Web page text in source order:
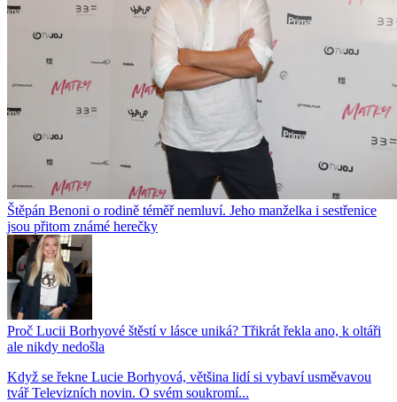
Štěpán Benoni o rodině téměř nemluví. Jeho manželka i sestřenice
jsou přitom známé herečky
Proč Lucii Borhyové štěstí v lásce uniká? Třikrát řekla ano, k oltáři
ale nikdy nedošla
Když se řekne Lucie Borhyová, většina lidí si vybaví usměvavou
tvář Televizních novin. O svém soukromí...